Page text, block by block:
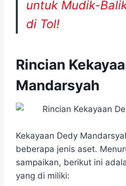
untuk Mudik-
di Tol!
Rincian
Mandarsyah
Kekayaan Dedy
beberapa jenis aset.
sampaikan, berikut ini
yang di miliki: